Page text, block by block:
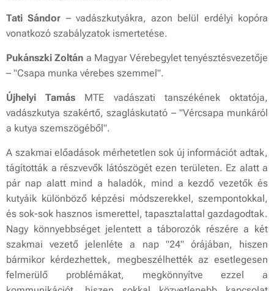
Tati Sándor – vadászkutyákra, azon belül erdélyi kopóra
vonatkozó szabályzatok ismertetése.
Pukánszki Zoltán a Magyar Vérebegylet tenyésztésvezetője
– "Csapa munka vérebes szemmel".
Újhelyi Tamás MTE vadászati tanszékének oktatója,
vadászkutya szakértő, szagláskutató – "Vércsapa munkáról
a kutya szemszögéből".
A szakmai előadások mérhetetlen sok új információt adtak,
tágították a részvevők látószögét ezen területen. Ez alatt a
pár nap alatt mind a haladók, mind a kezdő vezetők és
kutyáik különböző képzési módszerekkel, szempontokkal,
és sok-sok hasznos ismerettel, tapasztalattal gazdagodtak.
Nagy könnyebbséget jelentett a táborozók részére a két
szakmai vezető jelenléte a nap "24" órájában, hiszen
bármikor kérdezhettek, megbeszélhették az esetlegesen
felmerülő problémákat, megkönnyítve ezzel a